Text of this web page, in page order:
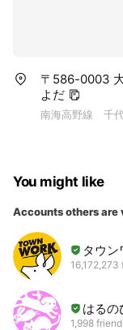
〒586-0003
よだ
南海高野線 千
You might like
Accounts others are
タウン
16,172,273
はるの
1,998